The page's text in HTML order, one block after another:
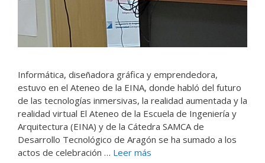
Informática, diseñadora gráfica y emprendedora,
estuvo en el Ateneo de la EINA, donde habló del futuro
de las tecnologías inmersivas, la realidad aumentada y la
realidad virtual El Ateneo de la Escuela de Ingeniería y
Arquitectura (EINA) y de la Cátedra SAMCA de
Desarrollo Tecnológico de Aragón se ha sumado a los
actos de celebración … Leer más